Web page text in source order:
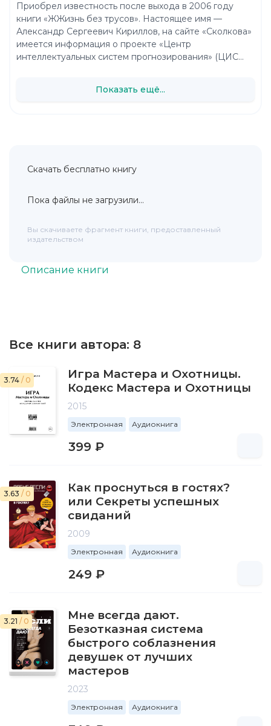
Описание книги
Все книги автора: 8
3.74 / 0
Игра Мастера и Охотницы.
Кодекс Мастера и Охотницы
2015
Электронная Аудиокнига
399 ₽
3.63 / 0
Как проснуться в гостях?
или Секреты успешных
свиданий
2009
Электронная Аудиокнига
249 ₽
3.21 / 0
Мне всегда дают.
Безотказная система
быстрого соблазнения
девушек от лучших
мастеров
2023
Электронная Аудиокнига
Приобрел известность после выхода в 2006 году
книги «ЖЖизнь без трусов». Настоящее имя —
Александр Сергеевич Кириллов, на сайте «Сколкова»
имеется информация о проекте «Центр
интеллектуальных систем прогнозирования» (ЦИС...
Показать ещё...
Скачать бесплатно книгу
Пока файлы не загрузили...
Вы скачиваете фрагмент книги, предоставленный
издательством